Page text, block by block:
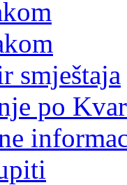
smještaja
po